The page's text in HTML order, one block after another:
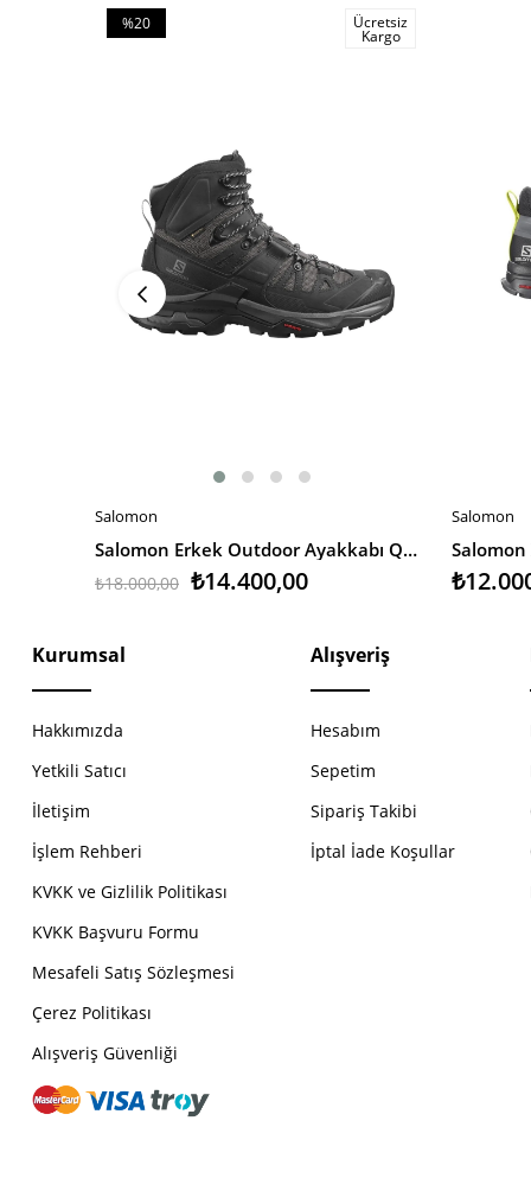
SEPETE EKLE
%20
Ücretsiz
Kargo
Salomon
Salomon Erkek Outdoor Ayakkabı Quest 4 Gtx
₺14.400,00
₺18.000,00
SEPETE
Salomon
Kurumsal
Hakkımızda
Yetkili Satıcı
İletişim
İşlem Rehberi
KVKK ve Gizlilik Politikası
KVKK Başvuru Formu
Mesafeli Satış Sözleşmesi
Çerez Politikası
Alışveriş Güvenliği
Alışveriş
Hesabım
Sepetim
Sipariş Takibi
İptal İade Koşullar